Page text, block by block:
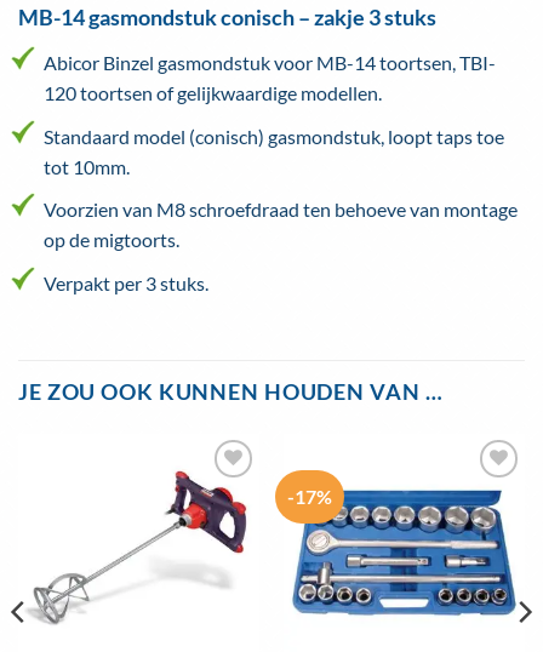
MB-14 gasmondstuk conisch – zakje 3 stuks
Abicor Binzel gasmondstuk voor MB-14 toortsen, TBI-
120 toortsen of gelijkwaardige modellen.
Standaard model (conisch) gasmondstuk, loopt taps toe
tot 10mm.
Voorzien van M8 schroefdraad ten behoeve van montage
op de migtoorts.
Verpakt per 3 stuks.
JE ZOU OOK KUNNEN HOUDEN VAN …
Toevoegen
aan
wenslijst
-17%
Toevoegen
aan
wenslijst